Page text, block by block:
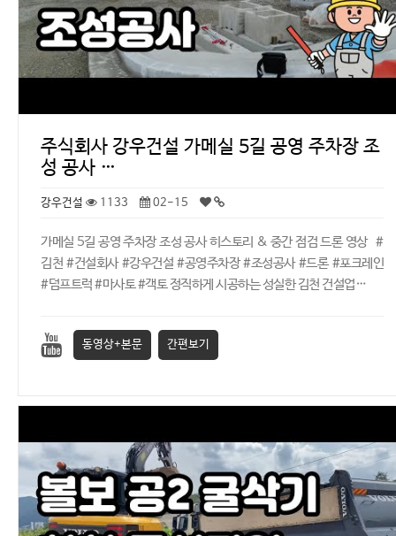
주식회사 강우건설 가메실 5길 공영 주차장 조
성 공사 …
강우건설 1133 02-15
가메실 5길 공영 주차장 조성 공사 히스토리 & 중간 점검 드론 영상 #
김천 #건설회사 #강우건설 #공영주차장 #조성공사 #드론 #포크레인
#덤프트럭 #마사토 #객토 정직하게 시공하는 성실한 김천 건설업…
동영상+본문 간편보기